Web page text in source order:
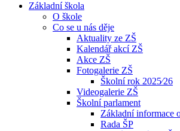
Základní škola
O škole
Co se u nás děje
Aktuality ze ZŠ
Kalendář akcí ZŠ
Akce ZŠ
Fotogalerie ZŠ
Školní rok 2025⁄26
Videogalerie ZŠ
Školní parlament
Základní informace
Rada ŠP